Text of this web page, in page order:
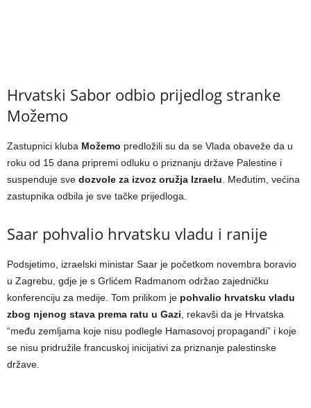
Hrvatski Sabor odbio prijedlog stranke
Možemo
Zastupnici kluba Možemo predložili su da se Vlada obaveže da u
roku od 15 dana pripremi odluku o priznanju države Palestine i
suspenduje sve dozvole za izvoz oružja Izraelu . Međutim, većina
zastupnika odbila je sve tačke prijedloga.
Saar pohvalio hrvatsku vladu i ranije
Podsjetimo, izraelski ministar Saar je početkom novembra boravio
u Zagrebu, gdje je s Grlićem Radmanom održao zajedničku
konferenciju za medije. Tom prilikom je pohvalio hrvatsku vladu
zbog njenog stava prema ratu u Gazi , rekavši da je Hrvatska
“među zemljama koje nisu podlegle Hamasovoj propagandi” i koje
se nisu pridružile francuskoj inicijativi za priznanje palestinske
države.